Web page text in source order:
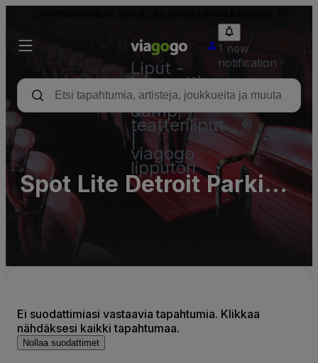
Liput -
konsertti,
urheilu
&amp;
teatteriliput
viagogo
lipputori
1 new
notification
Spot Lite Detroit Parking
Lots (InActive)
Ei suodattimiasi vastaavia tapahtumia. Klikkaa
nähdäksesi kaikki tapahtumaa.
Nollaa suodattimet